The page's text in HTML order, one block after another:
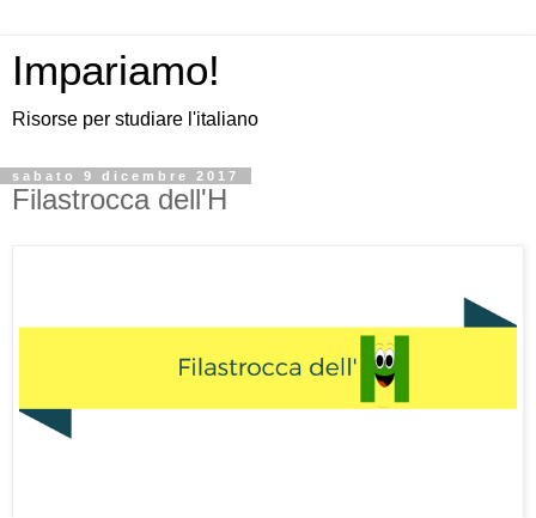
Impariamo!
Risorse per studiare l'italiano
sabato 9 dicembre 2017
Filastrocca dell'H